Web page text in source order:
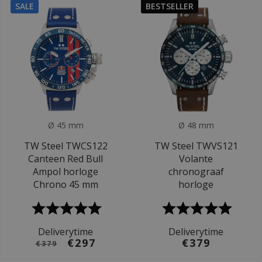
SALE
Ø 45 mm
TW Steel TWCS122
Canteen Red Bull
Ampol horloge
Chrono 45 mm
Deliverytime
€379 €297
BESTSELLER
Ø 48 mm
TW Steel TWVS121
Volante
chronograaf
horloge
Deliverytime
€379